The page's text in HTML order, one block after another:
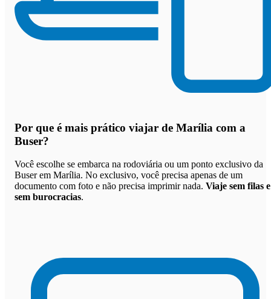
Por que é mais prático viajar de Marília com a
Buser?
Você escolhe se embarca na rodoviária ou um ponto exclusivo da
Buser em Marília. No exclusivo, você precisa apenas de um
documento com foto e não precisa imprimir nada. Viaje sem filas e
sem burocracias.